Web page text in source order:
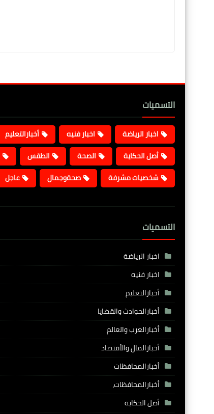
التسميات
اخبار الرياضة اخبار فنيه أخبارالتعليم
أصل الحكاية
الصحة الطقس
شخصيات مشرفة
صحةوجمال عاجل
التسميات
اخبار الرياضة
اخبار فنيه
أخبارالتعليم
أخبارالحوادث والقضايا
أخبارالعرب والعالم
أخبارالمال والأقتصاد
أخبارالمحافظات
أخبارالمحافظات،
أصل الحكاية